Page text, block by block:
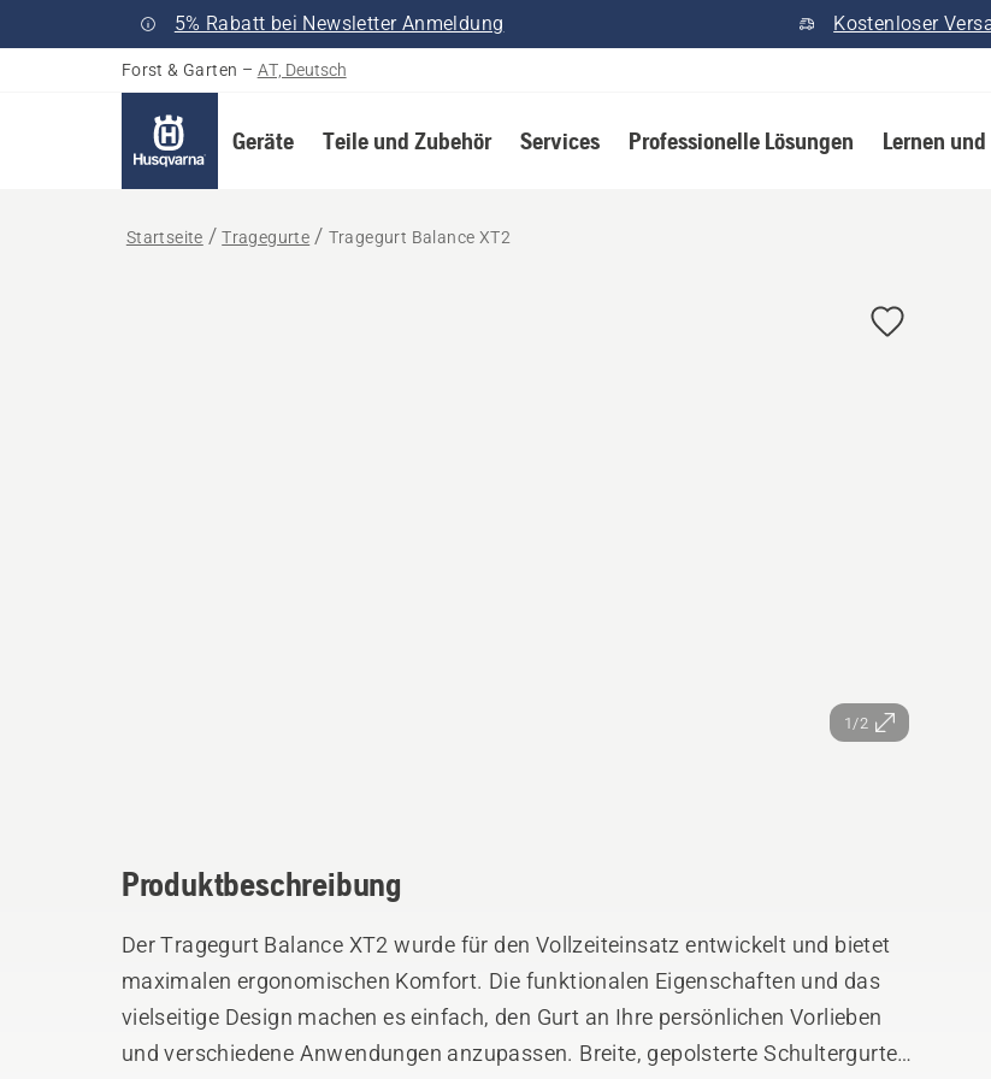
5% Rabatt bei Newsletter Anmeldung Kostenloser
Forst & Garten – AT, Deutsch
Geräte Teile und Zubehör Services Professionelle Lösungen Lernen
Startseite Tragegurte Tragegurt Balance XT2
1/2
Produktbeschreibung
Der Tragegurt Balance XT2 wurde für den Vollzeiteinsatz entwickelt und bietet
maximalen ergonomischen Komfort. Die funktionalen Eigenschaften und das
vielseitige Design machen es einfach, den Gurt an Ihre persönlichen Vorlieben
und verschiedene Anwendungen anzupassen. Breite, gepolsterte Schultergurte